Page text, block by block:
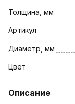
Толщина, мм
Артикул
Диаметр, мм
Цвет
Описание